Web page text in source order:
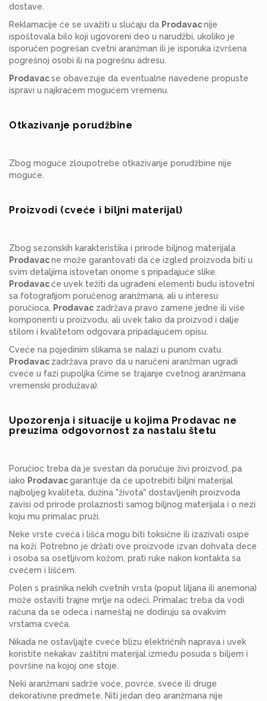
dostave.
Reklamacije će se uvažiti u slučaju da Prodavacnije
ispoštovala bilo koji ugovoreni deo u narudžbi, ukoliko je
isporučen pogrešan cvetni aranžman ili je isporuka izvršena
pogrešnoj osobi ili na pogrešnu adresu.
Prodavacse obavezuje da eventualne navedene propuste
ispravi u najkraćem mogućem vremenu.
Otkazivanje porudžbine
Zbog moguće zloupotrebe otkazivanje porudžbine nije
moguće.
Proizvodi (cveće i biljni materijal)
Zbog sezonskih karakteristika i prirode biljnog materijala
Prodavacne može garantovati da će izgled proizvoda biti u
svim detaljima istovetan onome s pripadajuće slike.
Prodavacće uvek težiti da ugrađeni elementi budu istovetni
sa fotografijom poručenog aranžmana, ali u interesu
poručioca,
Prodavac zadržava pravo zamene jedne ili više
komponenti u proizvodu, ali uvek tako da proizvod i dalje
stilom i kvalitetom odgovara pripadajućem opisu.
Cveće na pojedinim slikama se nalazi u punom cvatu.
Prodavac zadržava pravo da u naručeni aranžman ugradi
cveće u fazi pupoljka (čime se trajanje cvetnog aranžmana
vremenski produžava).
Upozorenja i situacije u kojima Prodavac ne
preuzima odgovornost za nastalu štetu
Poručioc treba da je svestan da poručuje živi proizvod, pa
iako Prodavac garantuje da će upotrebiti biljni materijal
najboljeg kvaliteta, dužina "života" dostavljenih proizvoda
zavisi od prirode prolaznosti samog biljnog materijala i o nezi
koju mu primalac pruži.
Neke vrste cveća i lišća mogu biti toksične ili izazivati osipe
na koži. Potrebno je držati ove proizvode izvan dohvata dece
i osoba sa osetljivom kožom, prati ruke nakon kontakta sa
cvećem i lišćem.
Polen s prašnika nekih cvetnih vrsta (poput liljana ili anemona)
može ostaviti trajne mrlje na odeći. Primalac treba da vodi
računa da se odeća i nameštaj ne dodiruju sa ovakvim
vrstama cveća.
Nikada ne ostavljajte cveće blizu električnih naprava i uvek
koristite nekakav zaštitni materijal između posuda s biljem i
površine na kojoj one stoje.
Neki aranžmani sadrže voće, povrće, sveće ili druge
dekorativne predmete. Niti jedan deo aranžmana nije